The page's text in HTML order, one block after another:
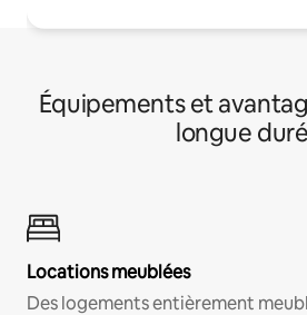
Équipements et
longue
Locations meublées
Des logements entièrement